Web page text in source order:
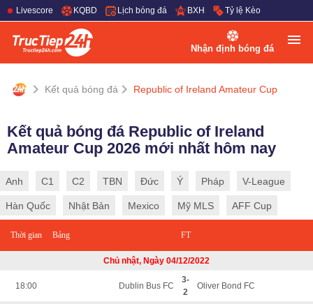
Livescore KQBD Lịch bóng đá BXH Tỷ lệ Kèo
Nhận định bóng đá
Kết quả bóng đá Republic of Ireland Amateur Cup
Kết quả bóng đá Republic of Ireland
Amateur Cup 2026 mới nhất hôm nay
Anh C1 C2 TBN Đức Ý Pháp V-League
Hàn Quốc Nhật Bản Mexico Mỹ MLS AFF Cup
Thời gian Bảng FT
Chủ nhật, Ngày 04/12/2022
18:00 Dublin Bus FC
3-
2
Oliver Bond FC